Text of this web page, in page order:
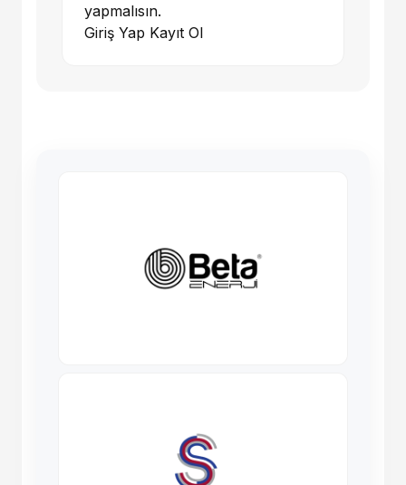
yapmalısın.
Giriş Yap Kayıt Ol